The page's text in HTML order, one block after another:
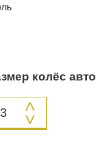
колёс авто